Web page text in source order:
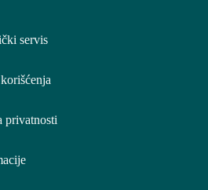
servis
privatnosti